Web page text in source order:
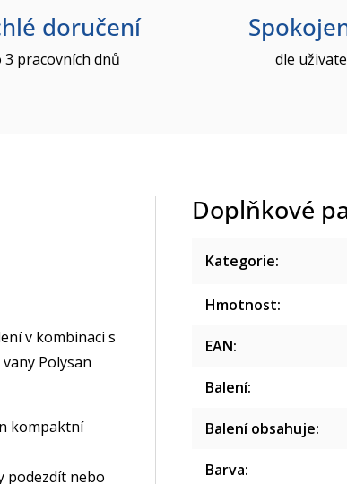
doručení
3 pracovních dnů dle
v kombinaci s
Polysan
kompaktní
podezdít nebo
Doplňkové
Kategorie:
Hmotnost:
EAN:
Balení:
Balení obsahuje:
Barva: